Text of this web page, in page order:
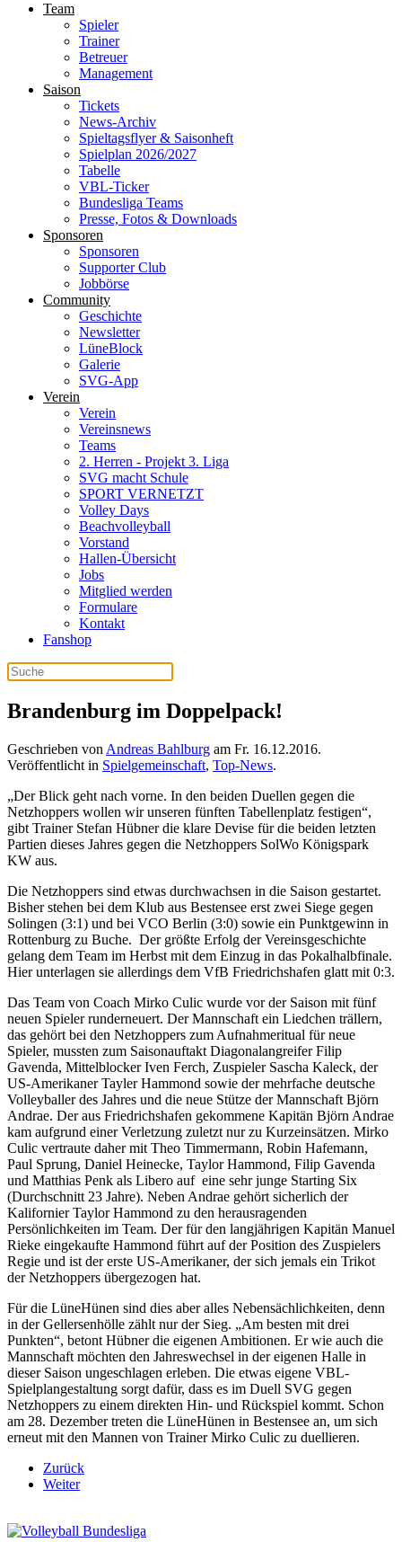
Team
Spieler
Trainer
Betreuer
Management
Saison
Tickets
News-Archiv
Spieltagsflyer & Saisonheft
Spielplan 2026/2027
Tabelle
VBL-Ticker
Bundesliga Teams
Presse, Fotos & Downloads
Sponsoren
Sponsoren
Supporter Club
Jobbörse
Community
Geschichte
Newsletter
LüneBlock
Galerie
SVG-App
Verein
Verein
Vereinsnews
Teams
2. Herren - Projekt 3. Liga
SVG macht Schule
SPORT VERNETZT
Volley Days
Beachvolleyball
Vorstand
Hallen-Übersicht
Jobs
Mitglied werden
Formulare
Kontakt
Fanshop
Brandenburg im Doppelpack!
Geschrieben von Andreas Bahlburg am Fr. 16.12.2016.
Veröffentlicht in Spielgemeinschaft, Top-News.
„Der Blick geht nach vorne. In den beiden Duellen gegen die
Netzhoppers wollen wir unseren fünften Tabellenplatz festigen“,
gibt Trainer Stefan Hübner die klare Devise für die beiden letzten
Partien dieses Jahres gegen die Netzhoppers SolWo Königspark
KW aus.
Die Netzhoppers sind etwas durchwachsen in die Saison gestartet.
Bisher stehen bei dem Klub aus Bestensee erst zwei Siege gegen
Solingen (3:1) und bei VCO Berlin (3:0) sowie ein Punktgewinn in
Rottenburg zu Buche. Der größte Erfolg der Vereinsgeschichte
gelang dem Team im Herbst mit dem Einzug in das Pokalhalbfinale.
Hier unterlagen sie allerdings dem VfB Friedrichshafen glatt mit 0:3.
Das Team von Coach Mirko Culic wurde vor der Saison mit fünf
neuen Spieler runderneuert. Der Mannschaft ein Liedchen trällern,
das gehört bei den Netzhoppers zum Aufnahmeritual für neue
Spieler, mussten zum Saisonauftakt Diagonalangreifer Filip
Gavenda, Mittelblocker Iven Ferch, Zuspieler Sascha Kaleck, der
US-Amerikaner Tayler Hammond sowie der mehrfache deutsche
Volleyballer des Jahres und die neue Stütze der Mannschaft Björn
Andrae. Der aus Friedrichshafen gekommene Kapitän Björn Andrae
kam aufgrund einer Verletzung zuletzt nur zu Kurzeinsätzen. Mirko
Culic vertraute daher mit Theo Timmermann, Robin Hafemann,
Paul Sprung, Daniel Heinecke, Taylor Hammond, Filip Gavenda
und Matthias Penk als Libero auf eine sehr junge Starting Six
(Durchschnitt 23 Jahre). Neben Andrae gehört sicherlich der
Kalifornier Taylor Hammond zu den herausragenden
Persönlichkeiten im Team. Der für den langjährigen Kapitän Manuel
Rieke eingekaufte Hammond führt auf der Position des Zuspielers
Regie und ist der erste US-Amerikaner, der sich jemals ein Trikot
der Netzhoppers übergezogen hat.
Für die LüneHünen sind dies aber alles Nebensächlichkeiten, denn
in der Gellersenhölle zählt nur der Sieg. „Am besten mit drei
Punkten“, betont Hübner die eigenen Ambitionen. Er wie auch die
Mannschaft möchten den Jahreswechsel in der eigenen Halle in
dieser Saison ungeschlagen erleben. Die etwas eigene VBL-
Spielplangestaltung sorgt dafür, dass es im Duell SVG gegen
Netzhoppers zu einem direkten Hin- und Rückspiel kommt. Schon
am 28. Dezember treten die LüneHünen in Bestensee an, um sich
erneut mit den Mannen von Trainer Mirko Culic zu duellieren.
Zurück
Weiter